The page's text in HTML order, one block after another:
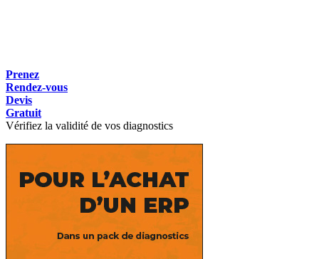
Prenez
Rendez-vous
Devis
Gratuit
Vérifiez la validité de vos diagnostics